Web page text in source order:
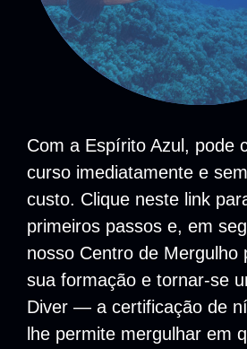
Com a Espírito Azul, pode
curso imediatamente e
custo. Clique neste link
primeiros passos e, em
nosso Centro de Mergulho
sua formação e tornar-se
Diver — a certificação de
lhe permite mergulhar em